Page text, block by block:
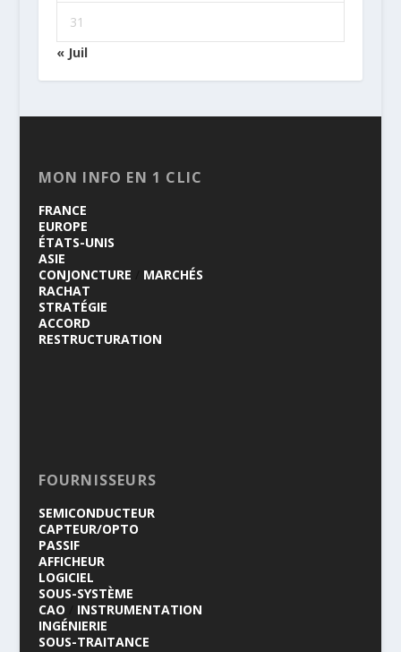
31
« Juil
MON INFO EN 1 CLIC
FRANCE
EUROPE
ÉTATS-UNIS
ASIE
CONJONCTURE
MARCHÉS
RACHAT
STRATÉGIE
ACCORD
RESTRUCTURATION
FOURNISSEURS
SEMICONDUCTEUR
CAPTEUR/OPTO
PASSIF
AFFICHEUR
LOGICIEL
SOUS-SYSTÈME
CAO
INSTRUMENTATION
INGÉNIERIE
SOUS-TRAITANCE